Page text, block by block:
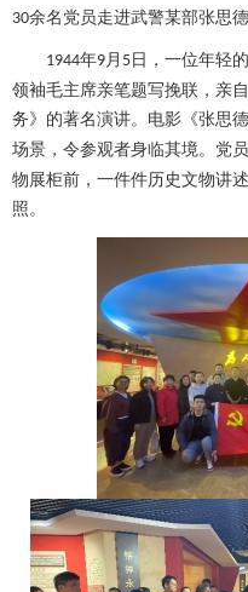
30余名党员走进武警某部张思
1944年9月 5 日，一位年轻
领袖毛主席亲笔题写挽联，亲
务》的著名演讲。电影《张思
场景，令参观者身临其境。党
物展柜前，一件件历史文物讲
照。